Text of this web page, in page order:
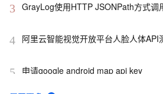
3 GrayLog使用HTTP JSONPath方式调
4 阿里云智能视觉开放平台人脸人体API
5 申请google android map api key